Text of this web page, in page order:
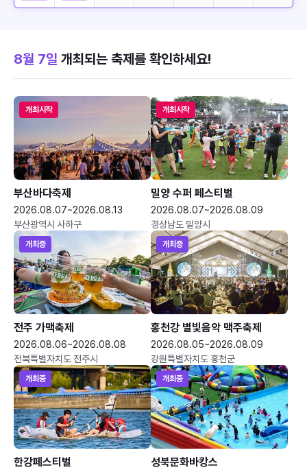
8월 7일 개최되는 축제를 확인하세요!
개최시작
부산바다축제
2026.08.07~2026.08.13
부산광역시 사하구
개최시작
밀양 수퍼 페스티벌
2026.08.07~2026.08.09
경상남도 밀양시
개최중
전주 가맥축제
2026.08.06~2026.08.08
전북특별자치도 전주시
개최중
홍천강 별빛음악 맥주축제
2026.08.05~2026.08.09
강원특별자치도 홍천군
개최중
한강페스티벌
개최중
성북문화바캉스